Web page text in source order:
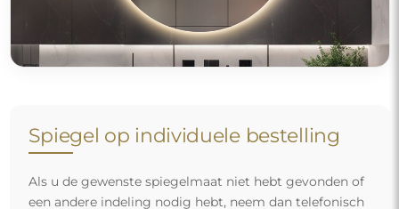
Spiegel op individuele bestelling
Als u de gewenste spiegelmaat niet hebt gevonden of
een andere indeling nodig hebt, neem dan telefonisch